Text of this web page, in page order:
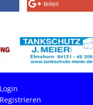
teilen
Login
Registrieren